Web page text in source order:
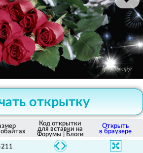
открытку
Код открытки
для вставки на
Форумы | Блоги
Открыть
в браузере